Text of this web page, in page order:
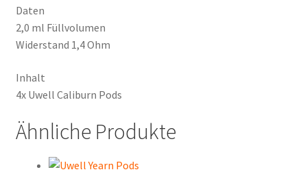
Daten
2,0 ml Füllvolumen
Widerstand 1,4 Ohm
Inhalt
4x Uwell Caliburn Pods
Ähnliche Produkte